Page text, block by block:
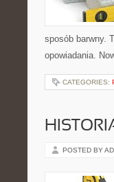
sposób barwny.
opowiadania.
CATEGORIES:
POSTED BY